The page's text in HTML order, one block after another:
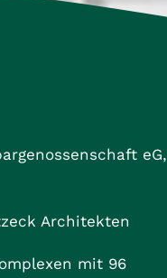
eG,
Architekten
mit 96